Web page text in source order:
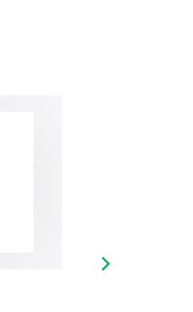
Next slide